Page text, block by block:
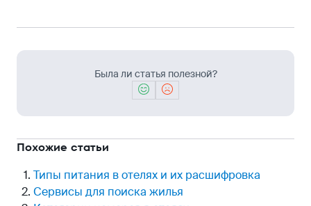
Была ли статья полезной?
Похожие статьи
Типы питания в отелях и их расшифровка
Сервисы для поиска жилья